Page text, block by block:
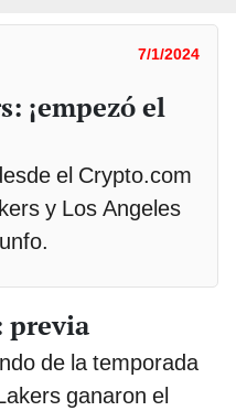
7/1/2024
¡empezó el
el Crypto.com
y Los Angeles
previa
de la temporada
ganaron el